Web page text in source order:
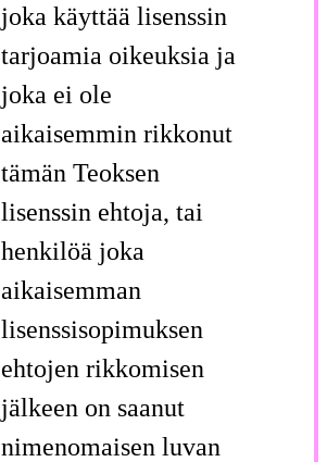
joka käyttää lisenssin
tarjoamia oikeuksia ja
joka ei ole
aikaisemmin rikkonut
tämän Teoksen
lisenssin ehtoja, tai
henkilöä joka
aikaisemman
lisenssisopimuksen
ehtojen rikkomisen
jälkeen on saanut
nimenomaisen luvan